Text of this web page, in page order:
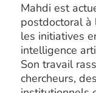
Mahdi est
postdoctoral à
les initiatives
intelligence
Son travail
chercheurs,